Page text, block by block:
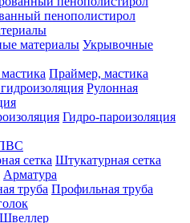
пенополистирол
Укрывочные
Праймер, мастика
Рулонная
Гидро-пароизоляция
Штукатурная сетка
Арматура
Профильная труба
Швеллер